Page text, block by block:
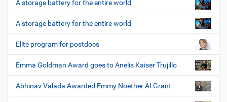
A storage battery for the entire world
A storage battery for the entire world
Elite program for postdocs
Emma Goldman Award goes to Anelis Kaiser Trujillo
Abhinav Valada Awarded Emmy Noether AI Grant